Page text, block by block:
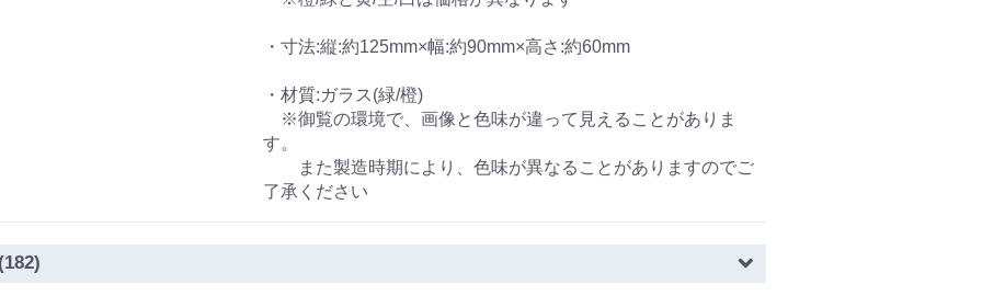
・寸法:縦:約125mm×幅:約90mm×高さ:約60mm
・材質:ガラス(緑/橙)
※御覧の環境で、画像と色味が違って見えることがありま
す。
また製造時期により、色味が異なることがありますのでご
了承ください
(182)